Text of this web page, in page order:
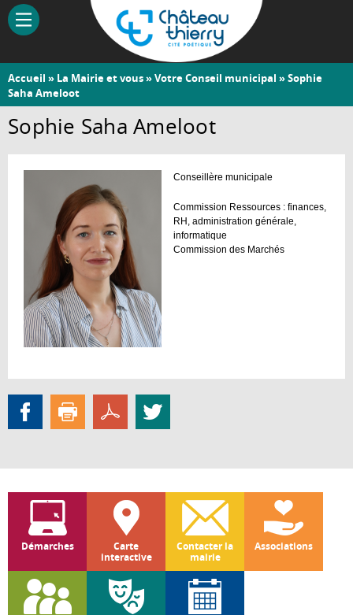
Aller
contenu
Château-
Thierry
Vous
êtes
ici
Accueil » La Mairie et vous»Votre Conseil municipal » Sophie
Saha Ameloot
Sophie Saha Ameloot
Conseillère municipale
Commission Ressources : finances,
RH, administration générale,
informatique
Commission des Marchés
Démarches
Carte
interactive
Contacter la
mairie
Associations